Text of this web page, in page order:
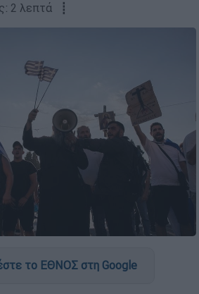
2 λεπτά ┋
το ΕΘΝΟΣ στη Google